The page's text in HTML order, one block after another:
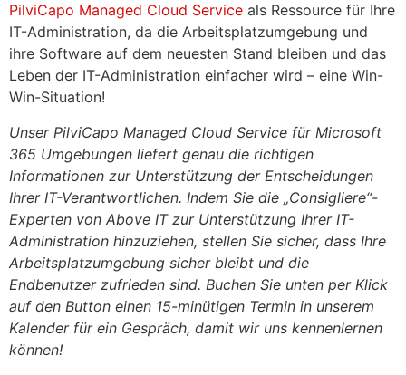
PilviCapo Managed Cloud Service als Ressource für Ihre
IT-Administration, da die Arbeitsplatzumgebung und
ihre Software auf dem neuesten Stand bleiben und das
Leben der IT-Administration einfacher wird – eine Win-
Win-Situation!
Unser PilviCapo Managed Cloud Service für Microsoft
365 Umgebungen liefert genau die richtigen
Informationen zur Unterstützung der Entscheidungen
Ihrer IT-Verantwortlichen. Indem Sie die „Consigliere“-
Experten von Above IT zur Unterstützung Ihrer IT-
Administration hinzuziehen, stellen Sie sicher, dass Ihre
Arbeitsplatzumgebung sicher bleibt und die
Endbenutzer zufrieden sind. Buchen Sie unten per Klick
auf den Button einen 15-minütigen Termin in unserem
Kalender für ein Gespräch, damit wir uns kennenlernen
können!